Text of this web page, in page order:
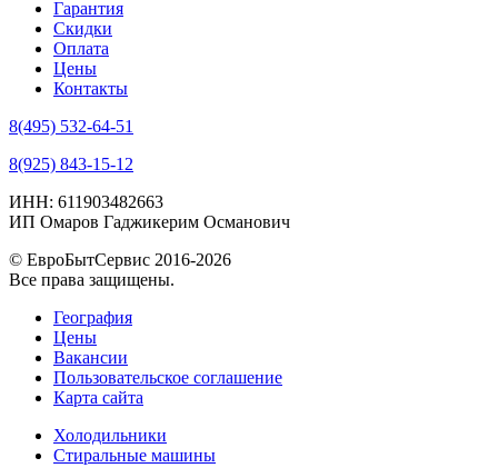
Гарантия
Скидки
Оплата
Цены
Контакты
8(495) 532-64-51
8(925) 843-15-12
ИНН: 611903482663
ИП Омаров Гаджикерим Османович
© ЕвроБытСервис 2016-2026
Все права защищены.
География
Цены
Вакансии
Пользовательское соглашение
Карта сайта
Холодильники
Стиральные машины